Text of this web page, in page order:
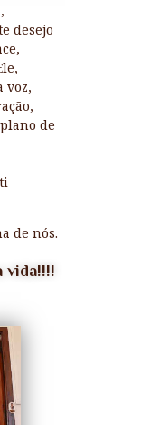
desejo
voz,
de
de nós.
vida!!!!